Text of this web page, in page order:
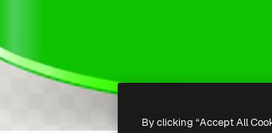
By clicking “Accept All